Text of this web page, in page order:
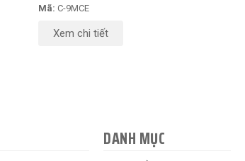
Mã: C-9MCE
Xem chi tiết
DANH MỤC